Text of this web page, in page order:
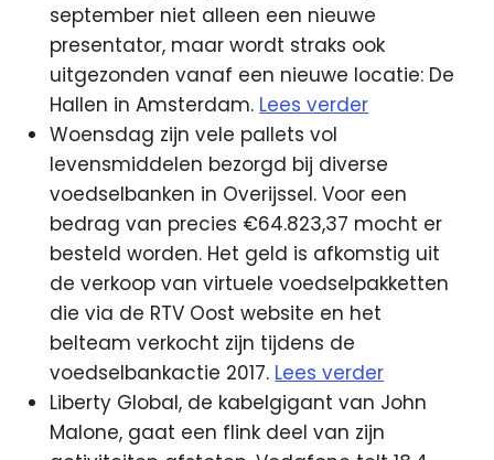
september niet alleen een nieuwe
presentator, maar wordt straks ook
uitgezonden vanaf een nieuwe locatie: De
Hallen in Amsterdam. Lees verder
Woensdag zijn vele pallets vol
levensmiddelen bezorgd bij diverse
voedselbanken in Overijssel. Voor een
bedrag van precies €64.823,37 mocht er
besteld worden. Het geld is afkomstig uit
de verkoop van virtuele voedselpakketten
die via de RTV Oost website en het
belteam verkocht zijn tijdens de
voedselbankactie 2017. Lees verder
Liberty Global, de kabelgigant van John
Malone, gaat een flink deel van zijn